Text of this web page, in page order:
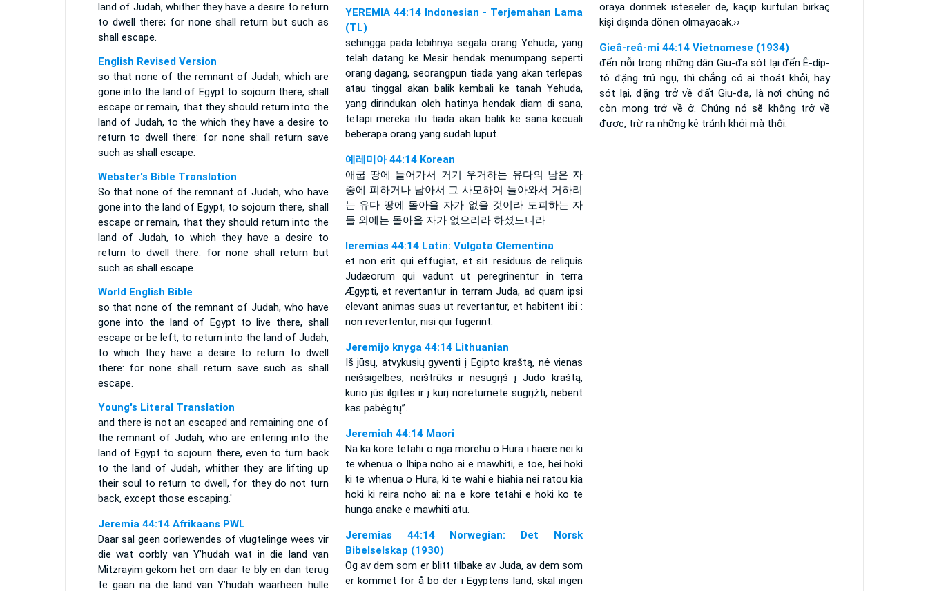
land of Judah, whither they have a desire to return
to dwell there; for none shall return but such as
shall escape.
English Revised Version
so that none of the remnant of Judah, which are
gone into the land of Egypt to sojourn there, shall
escape or remain, that they should return into the
land of Judah, to the which they have a desire to
return to dwell there: for none shall return save
such as shall escape.
Webster's Bible Translation
So that none of the remnant of Judah, who have
gone into the land of Egypt, to sojourn there, shall
escape or remain, that they should return into the
land of Judah, to which they have a desire to
return to dwell there: for none shall return but
such as shall escape.
World English Bible
so that none of the remnant of Judah, who have
gone into the land of Egypt to live there, shall
escape or be left, to return into the land of Judah,
to which they have a desire to return to dwell
there: for none shall return save such as shall
escape.
Young's Literal Translation
and there is not an escaped and remaining one of
the remnant of Judah, who are entering into the
land of Egypt to sojourn there, even to turn back
to the land of Judah, whither they are lifting up
their soul to return to dwell, for they do not turn
back, except those escaping.'
Jeremia 44:14 Afrikaans PWL
Daar sal geen oorlewendes of vlugtelinge wees vir
die wat oorbly van Y’hudah wat in die land van
Mitzrayim gekom het om daar te bly en dan terug
te gaan na die land van Y’hudah waarheen hulle
YEREMIA 44:14 Indonesian - Terjemahan Lama
(TL)
sehingga pada lebihnya segala orang Yehuda, yang
telah datang ke Mesir hendak menumpang seperti
orang dagang, seorangpun tiada yang akan terlepas
atau tinggal akan balik kembali ke tanah Yehuda,
yang dirindukan oleh hatinya hendak diam di sana,
tetapi mereka itu tiada akan balik ke sana kecuali
beberapa orang yang sudah luput.
예레미아 44:14 Korean
애굽 땅에 들어가서 거기 우거하는 유다의 남은 자
중에 피하거나 남아서 그 사모하여 돌아와서 거하려
는 유다 땅에 돌아올 자가 없을 것이라 도피하는 자
들 외에는 돌아올 자가 없으리라 하셨느니라
Ieremias 44:14 Latin: Vulgata Clementina
et non erit qui effugiat, et sit residuus de reliquis
Judæorum qui vadunt ut peregrinentur in terra
Ægypti, et revertantur in terram Juda, ad quam ipsi
elevant animas suas ut revertantur, et habitent ibi :
non revertentur, nisi qui fugerint.
Jeremijo knyga 44:14 Lithuanian
Iš jūsų, atvykusių gyventi į Egipto kraštą, nė vienas
neišsigelbės, neištrūks ir nesugrįš į Judo kraštą,
kurio jūs ilgitės ir į kurį norėtumėte sugrįžti, nebent
kas pabėgtų”.
Jeremiah 44:14 Maori
Na ka kore tetahi o nga morehu o Hura i haere nei ki
te whenua o Ihipa noho ai e mawhiti, e toe, hei hoki
ki te whenua o Hura, ki te wahi e hiahia nei ratou kia
hoki ki reira noho ai: na e kore tetahi e hoki ko te
hunga anake e mawhiti atu.
Jeremias 44:14 Norwegian: Det Norsk
Bibelselskap (1930)
Og av dem som er blitt tilbake av Juda, av dem som
er kommet for å bo der i Egyptens land, skal ingen
oraya dönmek isteseler de, kaçıp kurtulan birkaç
kişi dışında dönen olmayacak.››
Gieâ-reâ-mi 44:14 Vietnamese (1934)
đến nỗi trong những dân Giu-đa sót lại đến Ê-díp-
tô đặng trú ngụ, thì chẳng có ai thoát khỏi, hay
sót lại, đặng trở về đất Giu-đa, là nơi chúng nó
còn mong trở về ở. Chúng nó sẽ không trở về
được, trừ ra những kẻ tránh khỏi mà thôi.